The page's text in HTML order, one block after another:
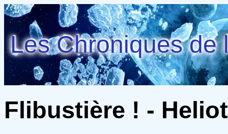
Les Chroniques de
Flibustière ! -